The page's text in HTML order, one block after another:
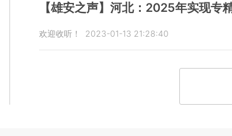
【雄安之声】河北：2025年实现专
欢迎收听！ 2023-01-13 21:28:40